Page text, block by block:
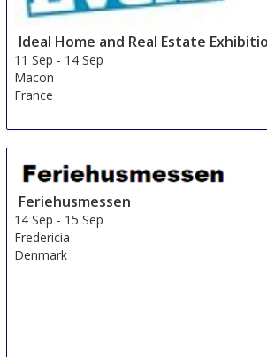
Ideal Home and Real Estate
11 Sep - 14 Sep
Macon
France
Feriehusmessen
14 Sep - 15 Sep
Fredericia
Denmark